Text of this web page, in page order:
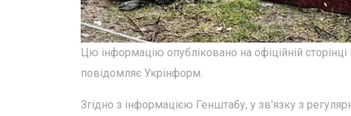
Цю інформацію опубліковано на офіційній
повідомляє Укрінформ.
Згідно з інформацією Генштабу, у зв'язку з